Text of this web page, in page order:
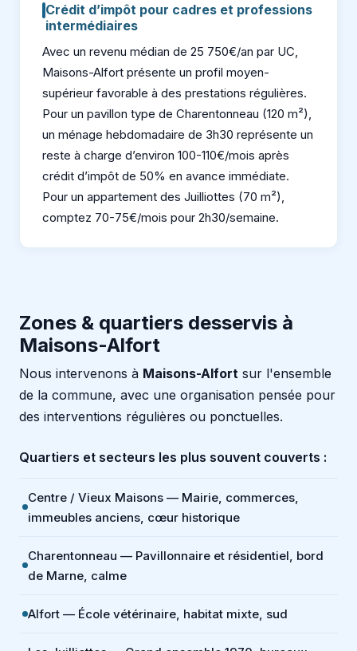
Crédit d’impôt pour cadres et professions
intermédiaires
Avec un revenu médian de 25 750€/an par UC,
Maisons-Alfort présente un profil moyen-
supérieur favorable à des prestations régulières.
Pour un pavillon type de Charentonneau (120 m²),
un ménage hebdomadaire de 3h30 représente un
reste à charge d’environ 100-110€/mois après
crédit d’impôt de 50% en avance immédiate.
Pour un appartement des Juilliottes (70 m²),
comptez 70-75€/mois pour 2h30/semaine.
Zones & quartiers desservis à
Maisons-Alfort
Nous intervenons à Maisons-Alfort sur l'ensemble
de la commune, avec une organisation pensée pour
des interventions régulières ou ponctuelles.
Quartiers et secteurs les plus souvent couverts :
Centre / Vieux Maisons — Mairie, commerces,
immeubles anciens, cœur historique
Charentonneau — Pavillonnaire et résidentiel, bord
de Marne, calme
Alfort — École vétérinaire, habitat mixte, sud